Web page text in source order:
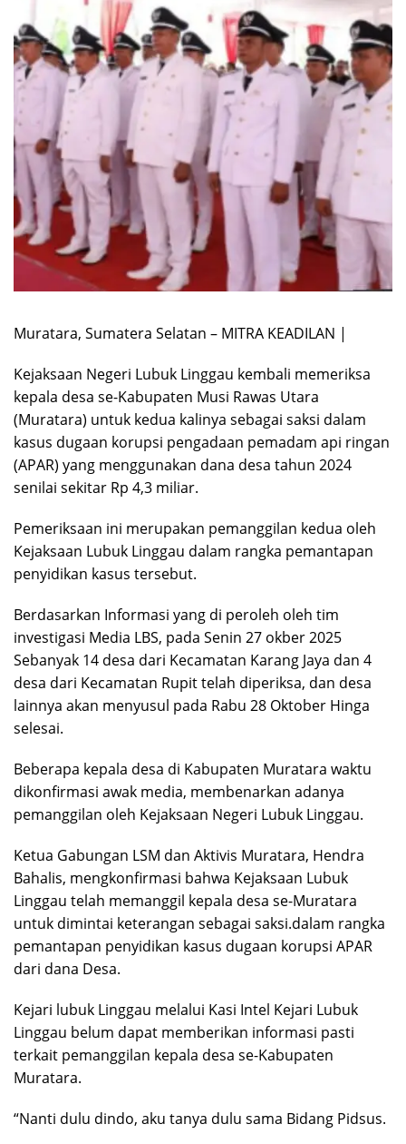
Muratara, Sumatera Selatan – MITRA KEADILAN |
Kejaksaan Negeri Lubuk Linggau kembali memeriksa
kepala desa se-Kabupaten Musi Rawas Utara
(Muratara) untuk kedua kalinya sebagai saksi dalam
kasus dugaan korupsi pengadaan pemadam api ringan
(APAR) yang menggunakan dana desa tahun 2024
senilai sekitar Rp 4,3 miliar.
Pemeriksaan ini merupakan pemanggilan kedua oleh
Kejaksaan Lubuk Linggau dalam rangka pemantapan
penyidikan kasus tersebut.
Berdasarkan Informasi yang di peroleh oleh tim
investigasi Media LBS, pada Senin 27 okber 2025
Sebanyak 14 desa dari Kecamatan Karang Jaya dan 4
desa dari Kecamatan Rupit telah diperiksa, dan desa
lainnya akan menyusul pada Rabu 28 Oktober Hinga
selesai.
Beberapa kepala desa di Kabupaten Muratara waktu
dikonfirmasi awak media, membenarkan adanya
pemanggilan oleh Kejaksaan Negeri Lubuk Linggau.
Ketua Gabungan LSM dan Aktivis Muratara, Hendra
Bahalis, mengkonfirmasi bahwa Kejaksaan Lubuk
Linggau telah memanggil kepala desa se-Muratara
untuk dimintai keterangan sebagai saksi.dalam rangka
pemantapan penyidikan kasus dugaan korupsi APAR
dari dana Desa.
Kejari lubuk Linggau melalui Kasi Intel Kejari Lubuk
Linggau belum dapat memberikan informasi pasti
terkait pemanggilan kepala desa se-Kabupaten
Muratara.
“Nanti dulu dindo, aku tanya dulu sama Bidang Pidsus.